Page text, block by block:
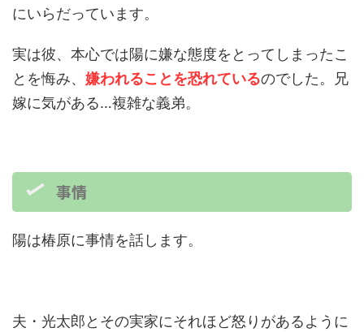
にいらだっています。
実は彼、本心では陽に嫌な態度をとってしまったこ
とを悔み、 嫌われることを恐れているのでした。兄
嫁に気がある…複雑な義弟。
事情
陽は椿原に事情を話します。
夫・光太郎とその実家にそれほど怒りがあるように